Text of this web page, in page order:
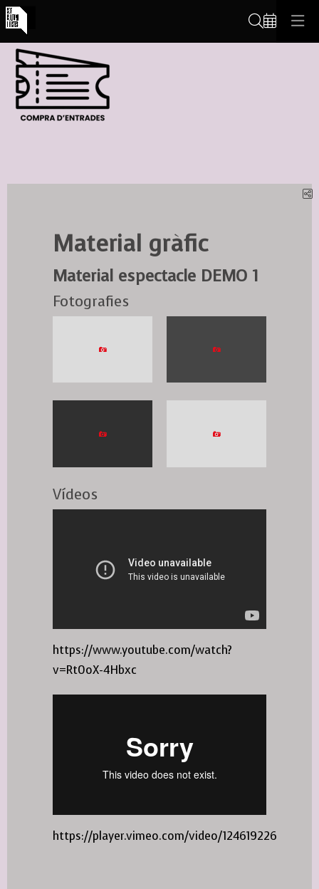
Material gràfic
Material espectacle DEMO 1
Fotografies
Vídeos
https://www.youtube.com/watch?
v=Rt0oX-4Hbxc
https://player.vimeo.com/video/124619226